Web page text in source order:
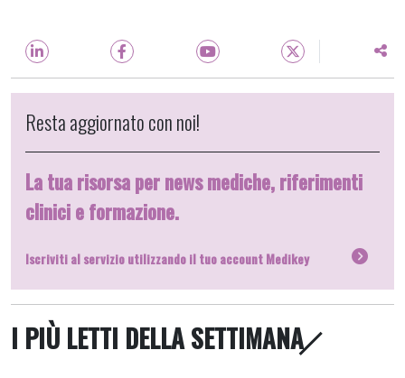
Resta aggiornato con noi!
La tua risorsa per news mediche, riferimenti
clinici e formazione.
Iscriviti al servizio utilizzando il tuo account Medikey
I PIÙ LETTI DELLA SETTIMANA